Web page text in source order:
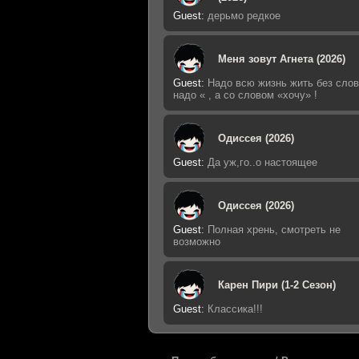
Guest: дерьмо редкое
Меня зовут Агнета (2026)
Guest: Надо всю жизнь жить без
надо « , а со словом «хочу» !
Одиссея (2026)
Guest: Да уж,го..о настоящее
Одиссея (2026)
Guest: Полная хрень, смотреть не
возможно
Карен Пири (1-2 Сезон)
Guest: Классика!!!